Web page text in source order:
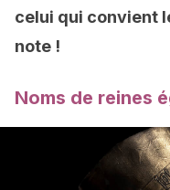
celui qui convient
note !
Noms de reines